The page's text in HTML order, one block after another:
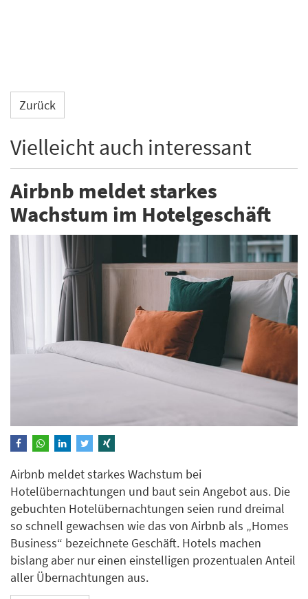
Zurück
Vielleicht auch interessant
Airbnb meldet starkes
Wachstum im Hotelgeschäft
Airbnb meldet starkes Wachstum bei
Hotelübernachtungen und baut sein Angebot aus. Die
gebuchten Hotelübernachtungen seien rund dreimal
so schnell gewachsen wie das von Airbnb als „Homes
Business“ bezeichnete Geschäft. Hotels machen
bislang aber nur einen einstelligen prozentualen Anteil
aller Übernachtungen aus.